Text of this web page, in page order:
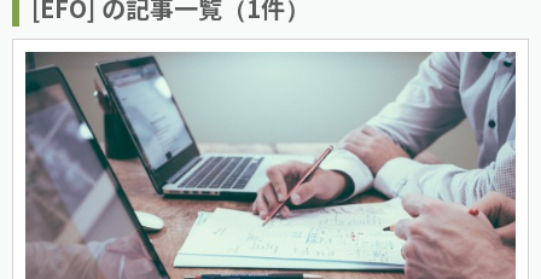
[EFO] の記事一覧（1件）